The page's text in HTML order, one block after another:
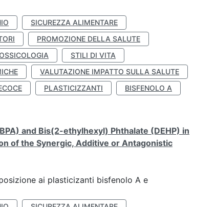
SICUREZZA ALIMENTARE
PROMOZIONE DELLA SALUTE
STILI DI VITA
VALUTAZIONE IMPATTO SULLA SALUTE
PLASTICIZZANTI
BISFENOLO A
and Bis(2-ethylhexyl) Phthalate (DEHP) in
of the Synergic, Additive or Antagonistic
ai plasticizanti bisfenolo A e